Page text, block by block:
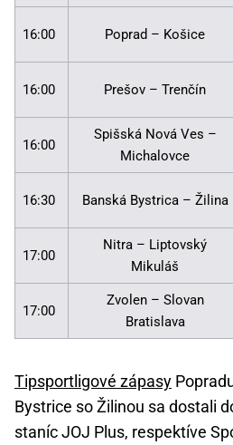
16:00 Poprad – Košice
16:00 Prešov – Trenčín
16:00
Spišská Nová Ves –
Michalovce
16:30 Banská Bystrica – Žilina
17:00
Nitra – Liptovský
Mikuláš
17:00
Zvolen – Slovan
Bratislava
Tipsportligové zápasy
Bystrice so Žilinou sa dostali
staníc JOJ Plus, respektíve